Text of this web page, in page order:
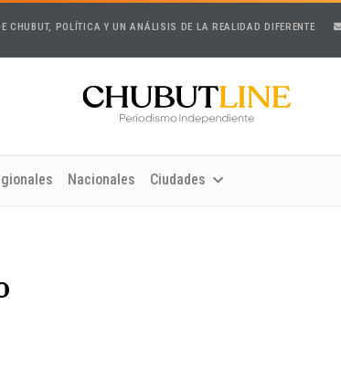
CHUBUT, POLÍTICA Y UN ANÁLISIS DE LA REALIDAD DIFERENTE
Nacionales Ciudades